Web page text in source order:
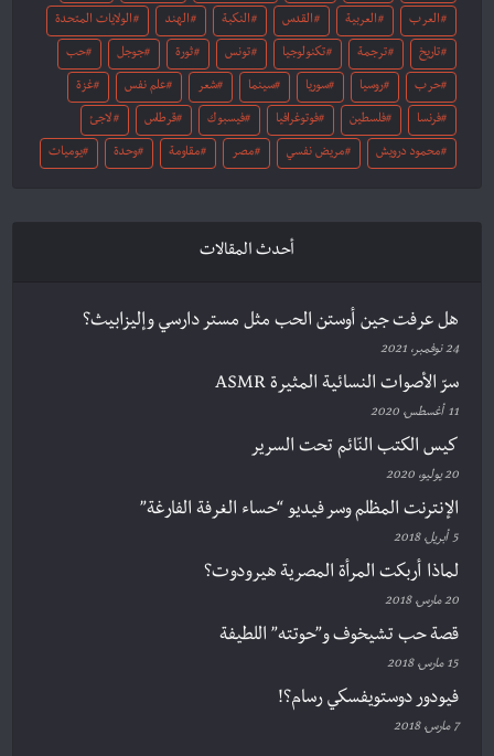
العرب العربية القدس النكبة الهند الولايات المتحدة
تاريخ ترجمة تكنولوجيا تونس ثورة جوجل حب
حرب روسيا سوريا سينما شعر علم نفس غزة
فرنسا فلسطين فوتوغرافيا فيسبوك قرطاس لاجئ
محمود درويش مريض نفسي مصر مقاومة وحدة يوميات
أحدث المقالات
هل عرفت جين أوستن الحب مثل مستر دارسي وإليزابيث؟
24 نوفمبر، 2021
سرّ الأصوات النسائية المثيرة ASMR
11 أغسطس، 2020
كيس الكتب النّائم تحت السرير
20 يوليو، 2020
الإنترنت المظلم وسر فيديو “حساء الغرفة الفارغة”
5 أبريل، 2018
لماذا أربكت المرأة المصرية هيرودوت؟
20 مارس، 2018
قصة حب تشيخوف و”حوتته” اللطيفة
15 مارس، 2018
فيودور دوستويفسكي رسام؟!
7 مارس، 2018